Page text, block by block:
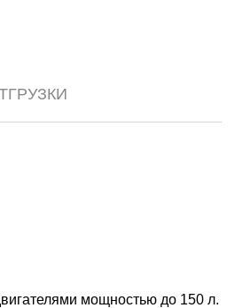
мощностью до 150 л.